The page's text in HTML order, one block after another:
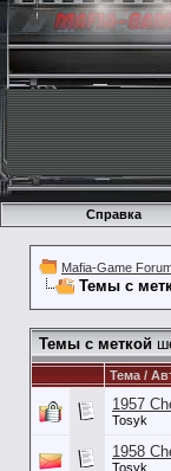
Справка
Mafia-Game
Темы с
Темы с меткой
Тема /
1957
Tosyk
1958
Tosyk